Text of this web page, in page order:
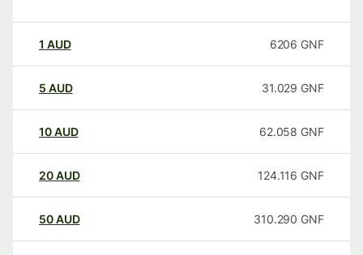
1 AUD 6206 GNF
5 AUD 31.029 GNF
10AUD 62.058 GNF
20AUD 124.116 GNF
50AUD 310.290 GNF